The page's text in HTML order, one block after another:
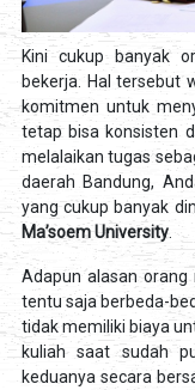
Kini cukup banyak
bekerja. Hal tersebut
komitmen untuk
tetap bisa konsisten
melalaikan tugas
daerah Bandung,
yang cukup banyak
Ma’soem University.
Adapun alasan
tentu saja berbeda-
tidak memiliki biaya
kuliah saat sudah
keduanya secara